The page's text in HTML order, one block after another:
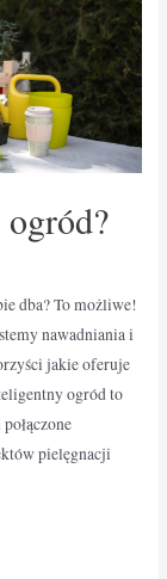
dba? To możliwe!
nawadniania i
jakie oferuje
ogród to
pielęgnacji